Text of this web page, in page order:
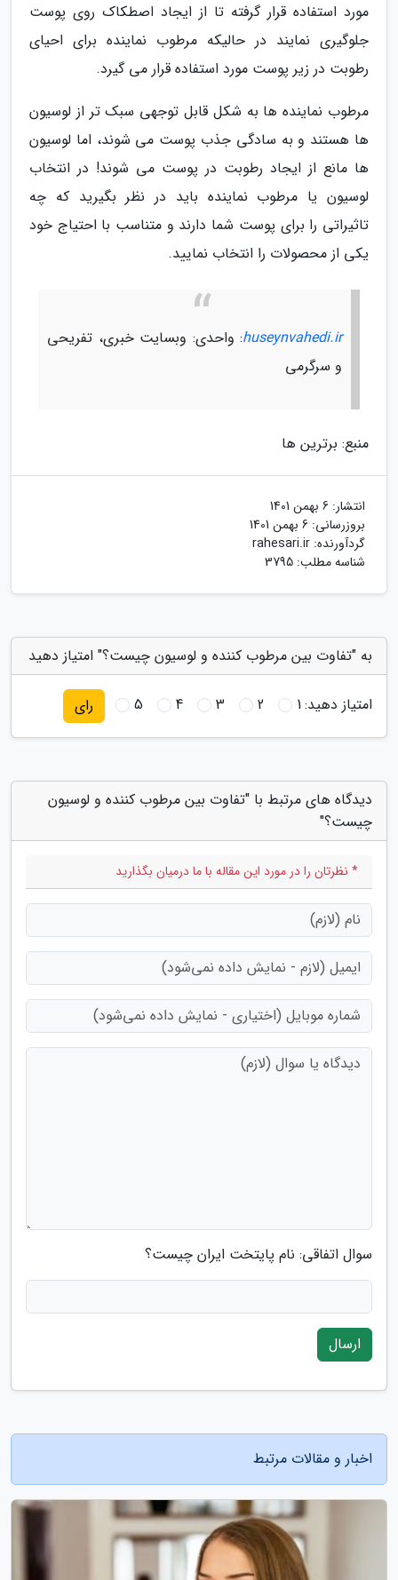
مورد استفاده قرار گرفته تا از ایجاد اصطکاک روی پوست
جلوگیری نمایند در حالیکه مرطوب نماینده برای احیای
رطوبت در زیر پوست مورد استفاده قرار می گیرد.
مرطوب نماینده ها به شکل قابل توجهی سبک تر از لوسیون
ها هستند و به سادگی جذب پوست می شوند، اما لوسیون
ها مانع از ایجاد رطوبت در پوست می شوند! در انتخاب
لوسیون یا مرطوب نماینده باید در نظر بگیرید که چه
تاثیراتی را برای پوست شما دارند و متناسب با احتیاج خود
یکی از محصولات را انتخاب نمایید.
huseynvahedi.ir: واحدی: وبسایت خبری، تفریحی
و سرگرمی
منبع: برترین ها
انتشار: 6 بهمن 1401
بروزرسانی: 6 بهمن 1401
گردآورنده: rahesari.ir
شناسه مطلب: 3795
به "تفاوت بین مرطوب کننده و لوسیون چیست؟" امتیاز دهید
امتیاز دهید:1
2
3
4
5 رای
دیدگاه های مرتبط با "تفاوت بین مرطوب کننده و لوسیون
چیست؟"
* نظرتان را در مورد این مقاله با ما درمیان بگذارید
سوال اتفاقی: نام پایتخت ایران چیست؟
ارسال
اخبار و مقالات مرتبط